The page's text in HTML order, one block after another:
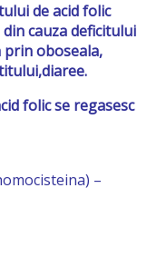
de acid folic
cauza deficitului
prin oboseala,
folic se regasesc
–